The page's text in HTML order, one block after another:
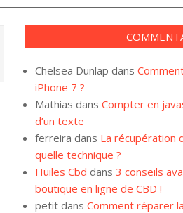
Chelsea Dunlap dans
iPhone 7 ?
Mathias dans Compter en
d’un texte
ferreira dans La récupération
quelle technique ?
Huiles Cbd dans 3 conseils
boutique en ligne de CBD !
petit dans Comment réparer